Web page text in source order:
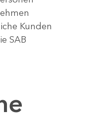
Kunden
SAB